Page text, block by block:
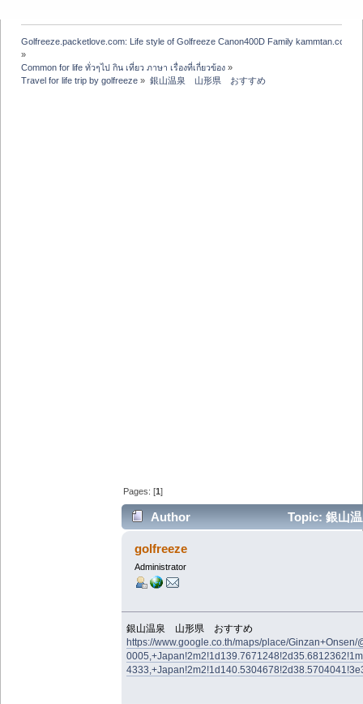
Golfreeze.packetlove.com: Life style of Golfreeze Canon400D Family kammtan.com
»
Common for life ทั่วๆไป กิน เที่ยว ภาษา เรื่องที่เกี่ยวข้อง »
Travel for life trip by golfreeze » 銀山温泉　山形県　おすすめ
Pages: [1]
Author Topic: 銀山
golfreeze
Administrator
銀山温泉 山形県 おすすめ
https://www.google.co.th/maps/place/